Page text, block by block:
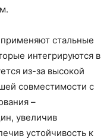
стальные
интегрируются в
из-за высокой
совместимости с
–
увеличив
устойчивость к